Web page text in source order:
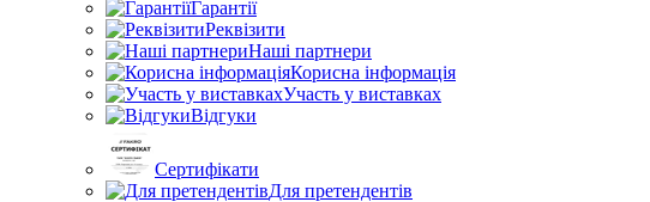
Гарантії
Реквізити
Наші партнери
Корисна інформація
Участь у виставках
Відгуки
Сертифікати
Для претендентів